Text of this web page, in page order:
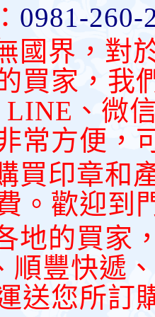
0981-260-
國界，對
買家，我
LINE、微
常方便，
買印章和
。歡迎到
地的買家
順豐快遞
送您所訂